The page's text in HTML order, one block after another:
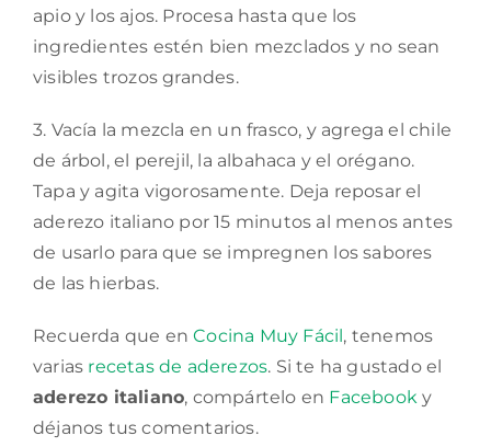
apio y los ajos. Procesa hasta que los
ingredientes estén bien mezclados y no sean
visibles trozos grandes.
3. Vacía la mezcla en un frasco, y agrega el chile
de árbol, el perejil, la albahaca y el orégano.
Tapa y agita vigorosamente. Deja reposar el
aderezo italiano por 15 minutos al menos antes
de usarlo para que se impregnen los sabores
de las hierbas.
Recuerda que enCocina Muy Fácil, tenemos
varias recetas de aderezos. Si te ha gustado el
aderezo italiano, compártelo en Facebook y
déjanos tus comentarios.